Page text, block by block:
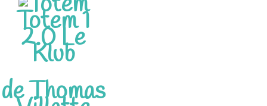
Totem 1
2.0 Le
Klub
de Thomas